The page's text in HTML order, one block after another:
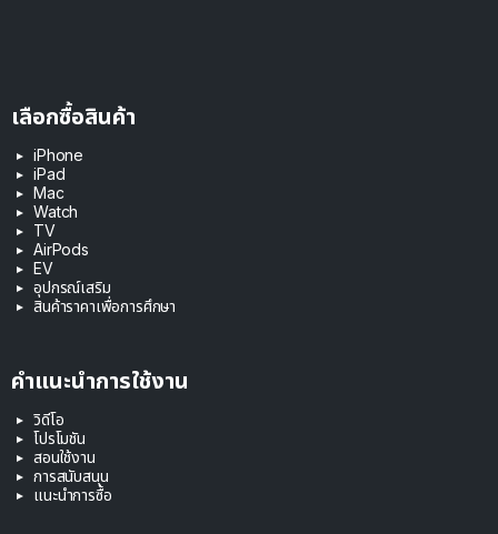
เลือกซื้อสินค้า
iPhone
iPad
Mac
Watch
TV
AirPods
EV
อุปกรณ์เสริม
สินค้าราคาเพื่อการศึกษา
คำแนะนำการใช้งาน
วิดีโอ
โปรโมชัน
สอนใช้งาน
การสนับสนุน
แนะนำการซื้อ